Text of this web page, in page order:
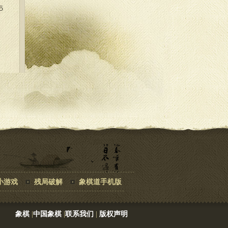
游戏 残局破解 象棋道手机版
象棋| 中国象棋| 联系我们 版权声明